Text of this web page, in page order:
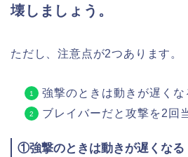
壊しましょう。
ただし、注意点が2つあります。
強撃のときは動きが遅くな
ブレイバーだと攻撃を2回
①強撃のときは動きが遅くなる